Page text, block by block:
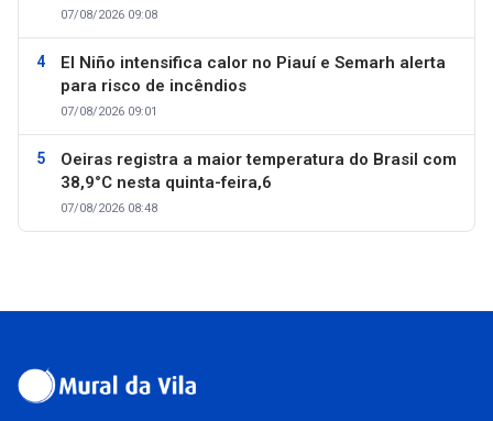
07/08/2026 09:08
El Niño intensifica calor no Piauí e Semarh alerta
para risco de incêndios
07/08/2026 09:01
Oeiras registra a maior temperatura do Brasil com
38,9°C nesta quinta-feira,6
07/08/2026 08:48